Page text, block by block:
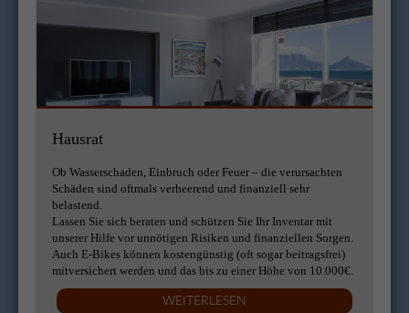
Hausrat
Ob Wasserschaden, Einbruch oder Feuer – die verursachten
Schäden sind oftmals verheerend und finanziell sehr
belastend.
Lassen Sie sich beraten und schützen Sie Ihr Inventar mit
unserer Hilfe vor unnötigen Risiken und finanziellen Sorgen.
Auch E-Bikes können kostengünstig (oft sogar beitragsfrei)
mitversichert werden und das bis zu einer Höhe von 10.000€.
WEITERLESEN